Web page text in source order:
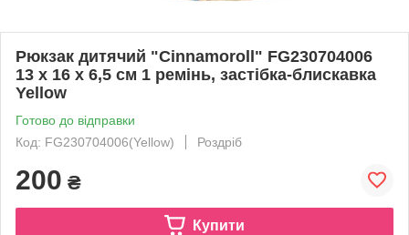
Рюкзак дитячий "Cinnamoroll" FG230704006
13 x 16 x 6,5 см 1 ремінь, застібка-блискавка
Yellow
Готово до відправки
Код: FG230704006(Yellow)
Роздріб
200 ₴
Купити